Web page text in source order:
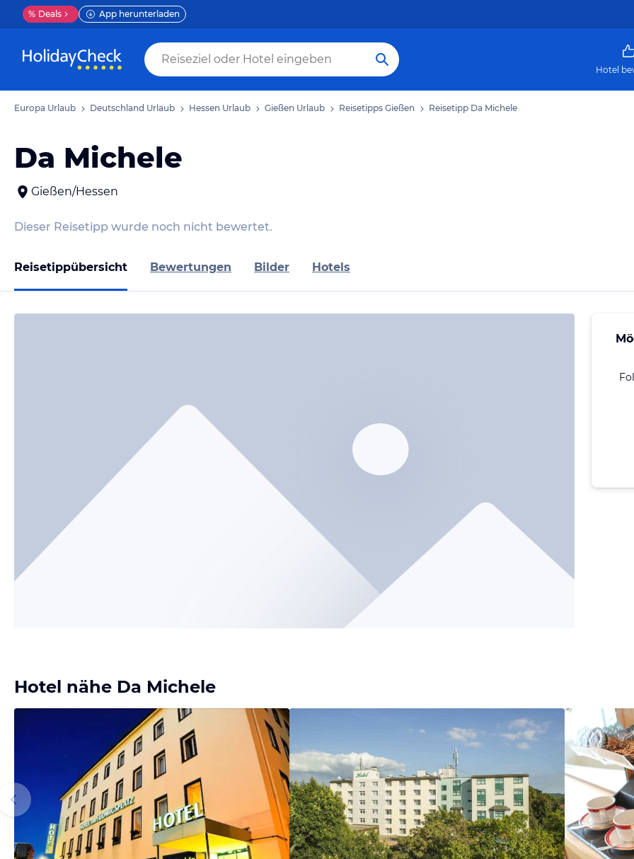
% Deals App herunterladen
Hotel
Europa Urlaub Deutschland Urlaub Hessen Urlaub Gießen Urlaub Reisetipps Gießen Reisetipp Da Michele
Da Michele
Gießen/Hessen
Dieser Reisetipp wurde noch nicht bewertet.
Reisetippübersicht Bewertungen Bilder Hotels
Hotel nähe Da Michele